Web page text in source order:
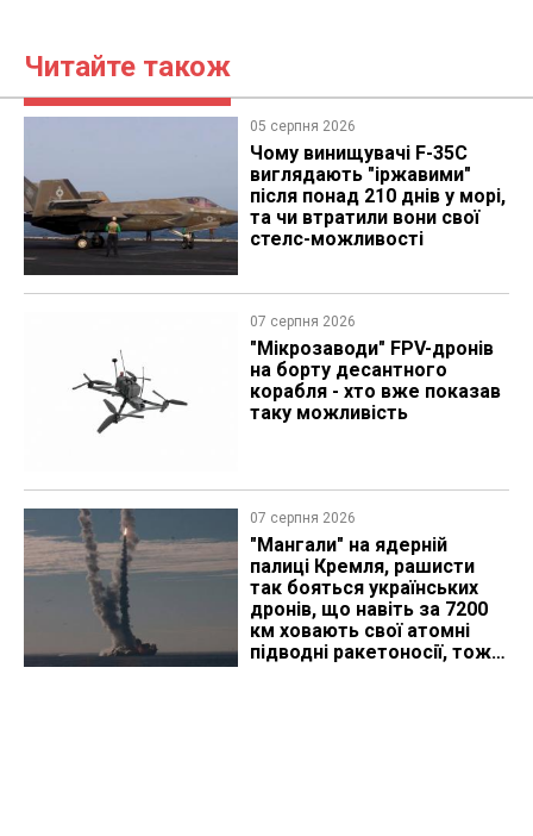
Читайте також
05 серпня 2026
Чому винищувачі F-35C
виглядають "іржавими"
після понад 210 днів у морі,
та чи втратили вони свої
стелс-можливості
07 серпня 2026
"Мікрозаводи" FPV-дронів
на борту десантного
корабля - хто вже показав
таку можливість
07 серпня 2026
"Мангали" на ядерній
палиці Кремля, рашисти
так бояться українських
дронів, що навіть за 7200
км ховають свої атомні
підводні ракетоносії, тож